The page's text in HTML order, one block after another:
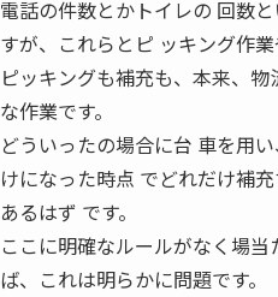
電話の件数とかトイレの 回数
すが、これらとピ ッキング作
ピッキングも補充も、本来、
な作業です。
どういったの場合に台 車を用
けになった時点 でどれだけ補
あるはず です。
ここに明確なルールがなく場
ば、これは明らかに問題です。